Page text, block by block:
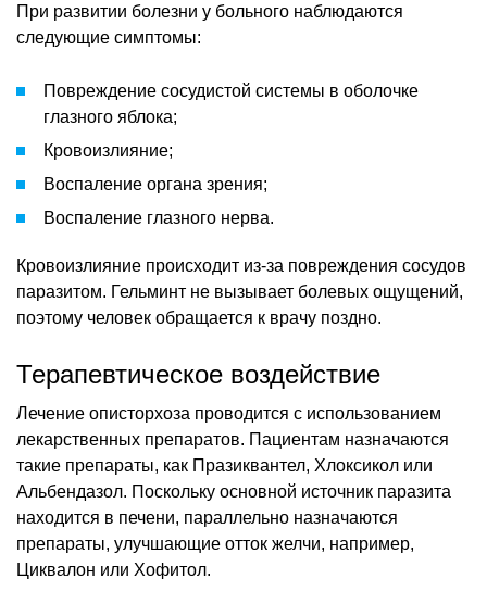
При развитии болезни у больного наблюдаются
следующие симптомы:
Повреждение сосудистой системы в оболочке
глазного яблока;
Кровоизлияние;
Воспаление органа зрения;
Воспаление глазного нерва.
Кровоизлияние происходит из-за повреждения сосудов
паразитом. Гельминт не вызывает болевых ощущений,
поэтому человек обращается к врачу поздно.
Терапевтическое воздействие
Лечение описторхоза проводится с использованием
лекарственных препаратов. Пациентам назначаются
такие препараты, как Празиквантел, Хлоксикол или
Альбендазол. Поскольку основной источник паразита
находится в печени, параллельно назначаются
препараты, улучшающие отток желчи, например,
Циквалон или Хофитол.